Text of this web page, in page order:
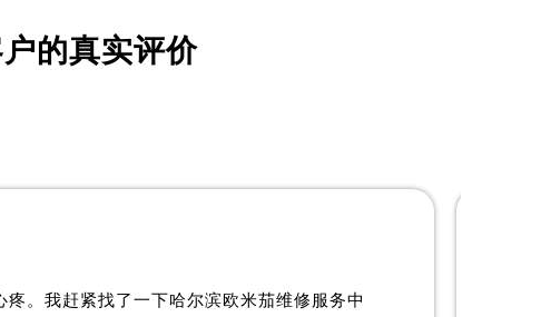
务中心
中心)
是哈尔滨欧米茄维修服务中心
(哈尔滨欧米茄维修保养中心)
的真实评价
。我赶紧找了一下哈尔滨欧米茄维修服务中